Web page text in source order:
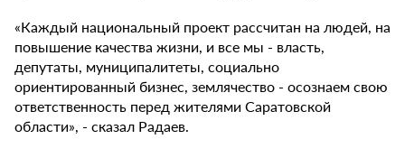
«Каждый национальный проект рассчитан на людей, на
повышение качества жизни, и все мы - власть,
депутаты, муниципалитеты, социально
ориентированный бизнес, землячество - осознаем свою
ответственность перед жителями Саратовской
области», - сказал Радаев.